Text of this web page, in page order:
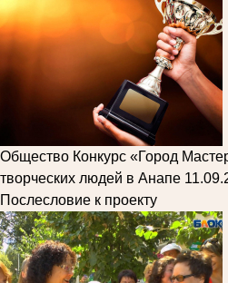
Общество Конкурс «Город
творческих людей в Анапе
Послесловие к проекту